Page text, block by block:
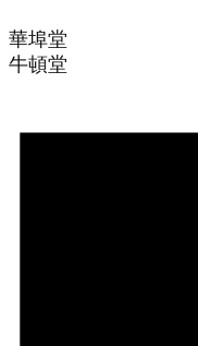
華埠堂
牛頓堂